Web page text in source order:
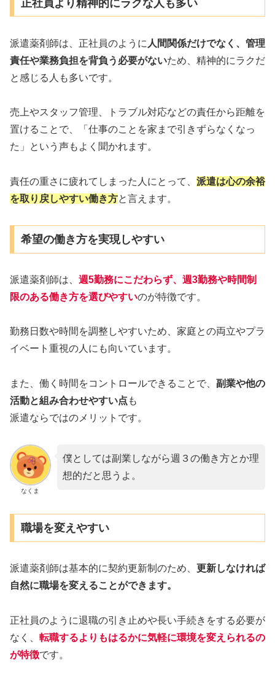
正社員より精神的にラクな人も多い
派遣薬剤師は、正社員のように 人間関係だけでなく、管理
責任や業務負担を背負う必要がないため、精神的にラクだ
と感じる人も多いです。
売上やスタッフ管理、トラブル対応などの責任から距離を
置けることで、「仕事のことを家まで引きずらなくなっ
た」という声もよく聞かれます。
責任の重さに疲れてしまった人にとって、 派遣は心の余裕
を取り戻しやすい働き方と言えます。
希望の働き方を実現しやすい
派遣薬剤師は、 週5勤務にこだわらず、週3勤務や時間制
限のある働き方を選びやすいのが特徴です。
勤務日数や時間を調整しやすいため、家庭との両立やプラ
イベート重視の人にも向いています。
また、働く時間をコントロールできることで、 副業や他の
活動と組み合わせやすい点 も
派遣ならではのメリットです。
なくま
僕としては副業しながら週３の働き方とか理
想的だと思うよ。
職場を変えやすい
派遣薬剤師は基本的に契約更新制のため、 更新しなければ
自然に職場を変えることができます。
正社員のように退職の引き止めや長い手続きをする必要が
なく、 転職するよりもはるかに気軽に環境を変えられるの
が特徴です。